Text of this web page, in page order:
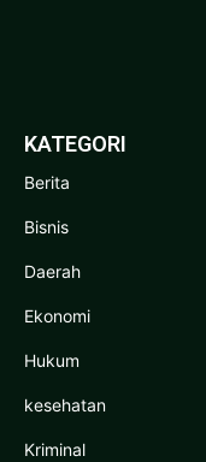
KATEGORI
Berita
Bisnis
Daerah
Ekonomi
Hukum
kesehatan
Kriminal